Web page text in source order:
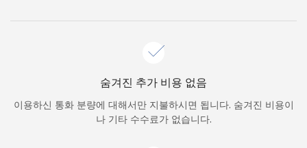
가입하세요 →
숨겨진 추가 비용 없음
이용하신 통화 분량에 대해서만 지불하시면 됩니다. 숨겨진 비용이
나 기타 수수료가 없습니다.